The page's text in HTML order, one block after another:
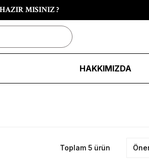
MISINIZ ?
HAKKIMIZDA
Toplam 5 ürün